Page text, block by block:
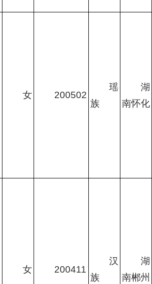
女 200502
瑶
族
湖
南怀化
女 200411
汉
族
湖
南郴州